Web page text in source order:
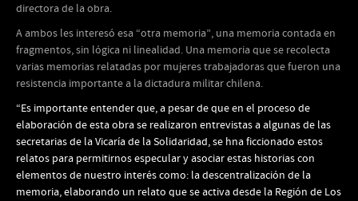
directora de la obra.
A ambos les interesó esa “otra memoria”, una memoria contada en
fragmentos, sin lógica ni linealidad. Una memoria que se recolecta
varias memorias relatadas por mujeres trabajadoras que fueron una
resistencia importante a la dictadura militar chilena.
“Es importante entender que, a pesar de que en el proceso de
elaboración de esta obra se realizaron entrevistas a algunas de las
secretarias de la Vicaría de la Solidaridad, se hna ficcionado estos
relatos para permitirnos especular y asociar estas historias con
elementos de nuestro interés como: la descentralización de la
memoria, elaborando un relato que se activa desde la Región de Los